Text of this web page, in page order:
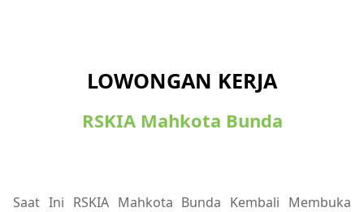
LOWONGAN KERJA
RSKIA Mahkota Bunda
Saat Ini RSKIA Mahkota Bunda Kembali Membuka